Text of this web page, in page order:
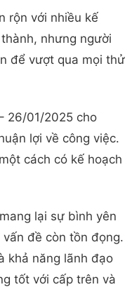
rộn với nhiều kế
nhưng người
để vượt qua mọi thử
26/01/2025 cho
lợi về công việc.
cách có kế hoạch
lại sự bình yên
đề còn tồn đọng.
khả năng lãnh đạo
tốt với cấp trên và